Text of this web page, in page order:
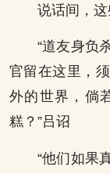
说话间，这
“道友身负
官留在这里，
外的世界，倘
糕？”吕诏
“他们如果